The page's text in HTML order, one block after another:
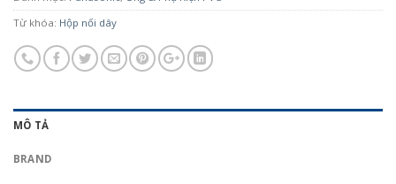
Từ khóa: Hộp nối dây
MÔ TẢ
BRAND